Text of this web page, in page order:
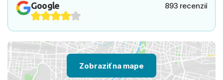
Google 893 recenzií
Zobraziť na mape